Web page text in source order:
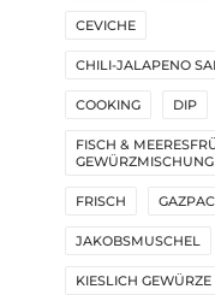
CEVICHE
CHILI-JALAPENO
COOKING DIP
FISCH &
GEWÜRZMISCHUNG
FRISCH
JAKOBSMUSCHEL
KIESLICH GEWÜRZE